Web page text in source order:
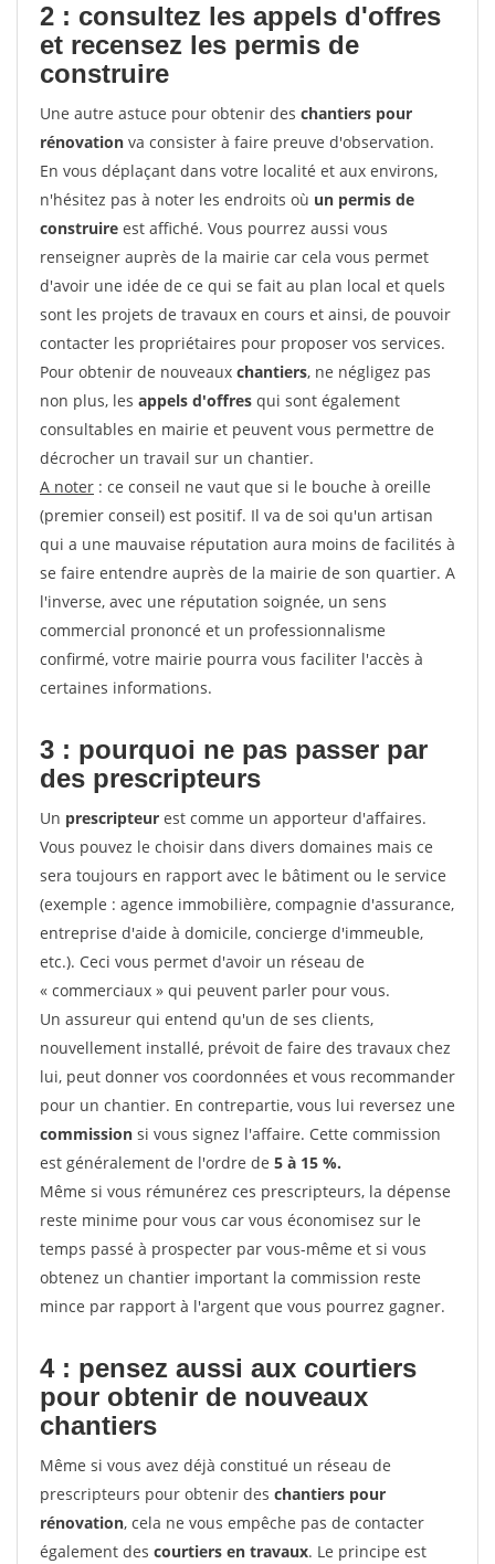
2 : consultez les appels d'offres
et recensez les permis de
construire
Une autre astuce pour obtenir des chantiers pour
rénovation va consister à faire preuve d'observation.
En vous déplaçant dans votre localité et aux environs,
n'hésitez pas à noter les endroits où un permis de
construire est affiché. Vous pourrez aussi vous
renseigner auprès de la mairie car cela vous permet
d'avoir une idée de ce qui se fait au plan local et quels
sont les projets de travaux en cours et ainsi, de pouvoir
contacter les propriétaires pour proposer vos services.
Pour obtenir de nouveaux chantiers, ne négligez pas
non plus, les appels d'offres qui sont également
consultables en mairie et peuvent vous permettre de
décrocher un travail sur un chantier.
A noter : ce conseil ne vaut que si le bouche à oreille
(premier conseil) est positif. Il va de soi qu'un artisan
qui a une mauvaise réputation aura moins de facilités à
se faire entendre auprès de la mairie de son quartier. A
l'inverse, avec une réputation soignée, un sens
commercial prononcé et un professionnalisme
confirmé, votre mairie pourra vous faciliter l'accès à
certaines informations.
3 : pourquoi ne pas passer par
des prescripteurs
Un prescripteur est comme un apporteur d'affaires.
Vous pouvez le choisir dans divers domaines mais ce
sera toujours en rapport avec le bâtiment ou le service
(exemple : agence immobilière, compagnie d'assurance,
entreprise d'aide à domicile, concierge d'immeuble,
etc.). Ceci vous permet d'avoir un réseau de
« commerciaux » qui peuvent parler pour vous.
Un assureur qui entend qu'un de ses clients,
nouvellement installé, prévoit de faire des travaux chez
lui, peut donner vos coordonnées et vous recommander
pour un chantier. En contrepartie, vous lui reversez une
commission si vous signez l'affaire. Cette commission
est généralement de l'ordre de 5 à 15 %.
Même si vous rémunérez ces prescripteurs, la dépense
reste minime pour vous car vous économisez sur le
temps passé à prospecter par vous-même et si vous
obtenez un chantier important la commission reste
mince par rapport à l'argent que vous pourrez gagner.
4 : pensez aussi aux courtiers
pour obtenir de nouveaux
chantiers
Même si vous avez déjà constitué un réseau de
prescripteurs pour obtenir des chantiers pour
rénovation, cela ne vous empêche pas de contacter
également des courtiers en travaux. Le principe est